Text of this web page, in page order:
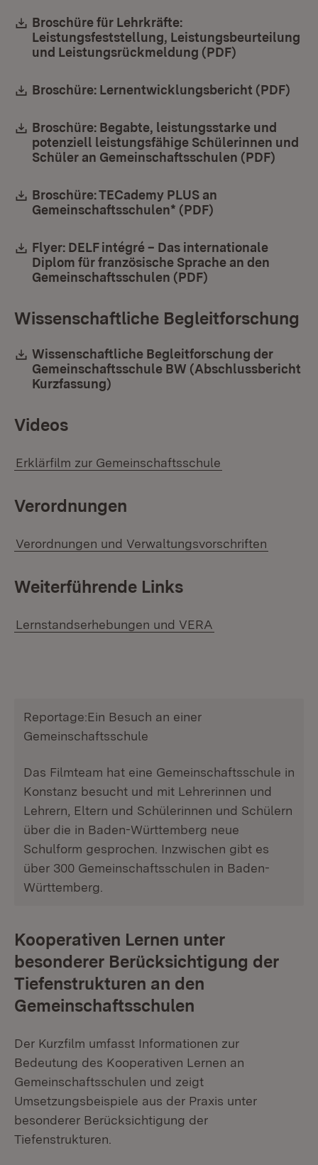
Download:
Broschüre für Lehrkräfte:
Leistungsfeststellung, Leistungsbeurteilung
und Leistungsrückmeldung (PDF)
Download:
Broschüre: Lernentwicklungsbericht (PDF)
Download:
Broschüre: Begabte, leistungsstarke und
potenziell leistungsfähige Schülerinnen und
Schüler an Gemeinschaftsschulen (PDF)
Download:
Broschüre: TECademy PLUS an
Gemeinschaftsschulen* (PDF)
Download:
Flyer: DELF intégré – Das internationale
Diplom für französische Sprache an den
Gemeinschaftsschulen (PDF)
Wissenschaftliche Begleitforschung
Download:
Wissenschaftliche Begleitforschung der
Gemeinschaftsschule BW (Abschlussbericht
Kurzfassung)
Videos
Erklärfilm zur Gemeinschaftsschule
Verordnungen
Verordnungen und Verwaltungsvorschriften
Weiterführende Links
Lernstandserhebungen und VERA
Reportage:Ein Besuch an einer
Gemeinschaftsschule
Das Filmteam hat eine Gemeinschaftsschule in
Konstanz besucht und mit Lehrerinnen und
Lehrern, Eltern und Schülerinnen und Schülern
über die in Baden-Württemberg neue
Schulform gesprochen. Inzwischen gibt es
über 300 Gemeinschaftsschulen in Baden-
Württemberg.
Kooperativen Lernen unter
besonderer Berücksichtigung der
Tiefenstrukturen an den
Gemeinschaftsschulen
Der Kurzfilm umfasst Informationen zur
Bedeutung des Kooperativen Lernen an
Gemeinschaftsschulen und zeigt
Umsetzungsbeispiele aus der Praxis unter
besonderer Berücksichtigung der
Tiefenstrukturen.